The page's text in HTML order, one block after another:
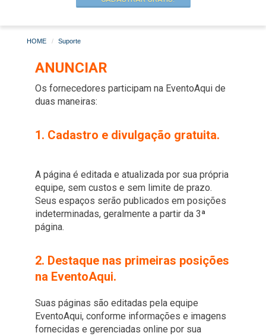
HOME Suporte
ANUNCIAR
Os fornecedores participam na EventoAqui de
duas maneiras:
1. Cadastro e divulgação gratuita.
A página é editada e atualizada por sua própria
equipe, sem custos e sem limite de prazo.
Seus espaços serão publicados em posições
indeterminadas, geralmente a partir da 3ª
página.
2. Destaque nas primeiras posições
na EventoAqui.
Suas páginas são editadas pela equipe
EventoAqui, conforme informações e imagens
fornecidas e gerenciadas online por sua